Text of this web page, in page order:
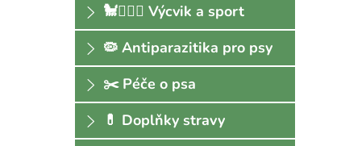
🐩🏃🏻‍♀️ Výcvik a sport
🦠 Antiparazitika pro psy
✂️ Péče o psa
💊 Doplňky stravy